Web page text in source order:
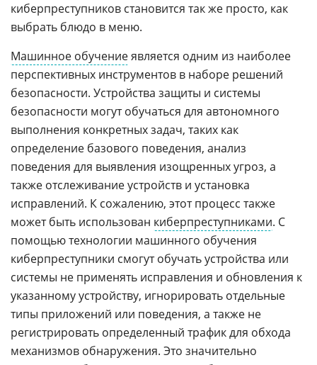
киберпреступников становится так же просто, как
выбрать блюдо в меню.
Машинное обучениеявляется одним из наиболее
перспективных инструментов в наборе решений
безопасности. Устройства защиты и системы
безопасности могут обучаться для автономного
выполнения конкретных задач, таких как
определение базового поведения, анализ
поведения для выявления изощренных угроз, а
также отслеживание устройств и установка
исправлений. К сожалению, этот процесс также
может быть использован киберпреступниками. С
помощью технологии машинного обучения
киберпреступники смогут обучать устройства или
системы не применять исправления и обновления к
указанному устройству, игнорировать отдельные
типы приложений или поведения, а также не
регистрировать определенный трафик для обхода
механизмов обнаружения. Это значительно